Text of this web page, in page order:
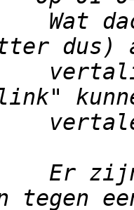
Wat
Er